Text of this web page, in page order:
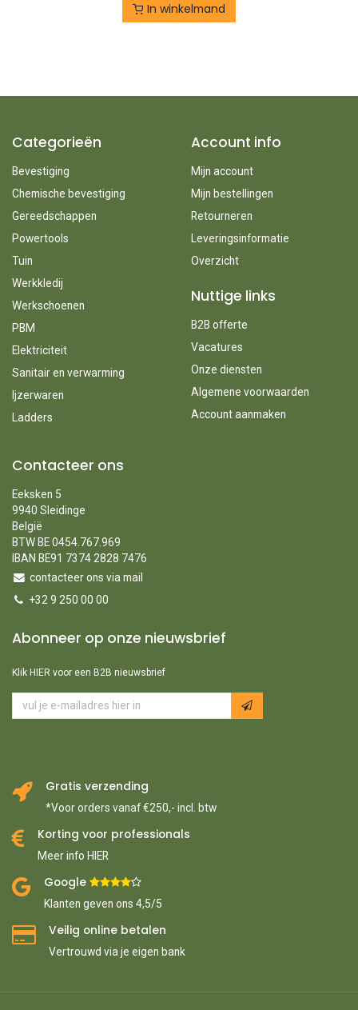
In winkelmand
Categorieën
Bevestiging
Chemische bevestiging
Gereedschappen
Powertools
Tuin
Werkkledij
Werkschoenen
PBM
Elektriciteit
Sanitair en verwarming
Ijzerwaren
Ladders
Account info
Mijn account
Mijn bestellingen
Retourneren
Leveringsinformatie
Overzicht
Nuttige links
B2B offerte
Vacatures
Onze diensten
Algemene voorwaarden
Account aanmaken
Contacteer ons
Eeksken 5
9940 Sleidinge
België
BTW BE 0454.767.969
IBAN BE91 7374 2828 7476
contacteer ons via mail
+32 9 250 00 00
Abonneer op onze nieuwsbrief
Klik HIER voor een B2B nieuwsbrief
Gratis verzending
*Voor orders vanaf €250,- incl. btw
Korting voor professionals
Meer info HIER
Google ​
Klanten geven ons 4,5/5
Veilig online betalen
Vertrouwd via je eigen bank